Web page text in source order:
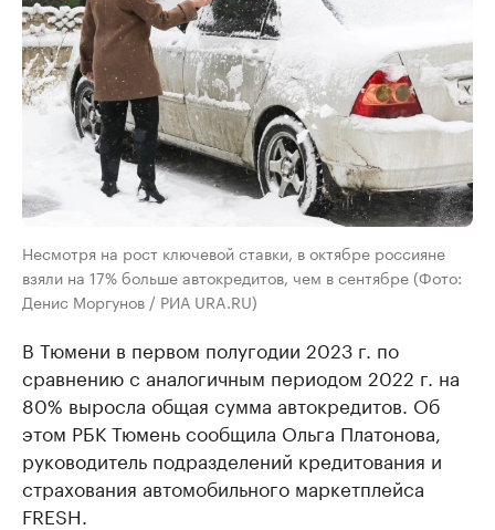
Несмотря на рост ключевой ставки, в октябре россияне
взяли на 17% больше автокредитов, чем в сентябре (Фото:
Денис Моргунов / РИА URA.RU)
В Тюмени в первом полугодии 2023 г. по
сравнению с аналогичным периодом 2022 г. на
80% выросла общая сумма автокредитов. Об
этом РБК Тюмень сообщила Ольга Платонова,
руководитель подразделений кредитования и
страхования автомобильного маркетплейса
FRESH.